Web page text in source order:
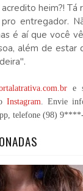
heim?! Tá
entregador.
é aí que você
além de estar
e
Instagram . Envie
telefone (98)